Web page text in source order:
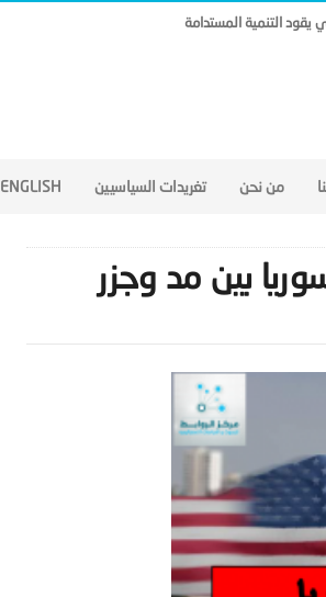
يقود التنمية المستدامة
من نحن تغريدات السياسيين ENGLISH
بين مد وجزر